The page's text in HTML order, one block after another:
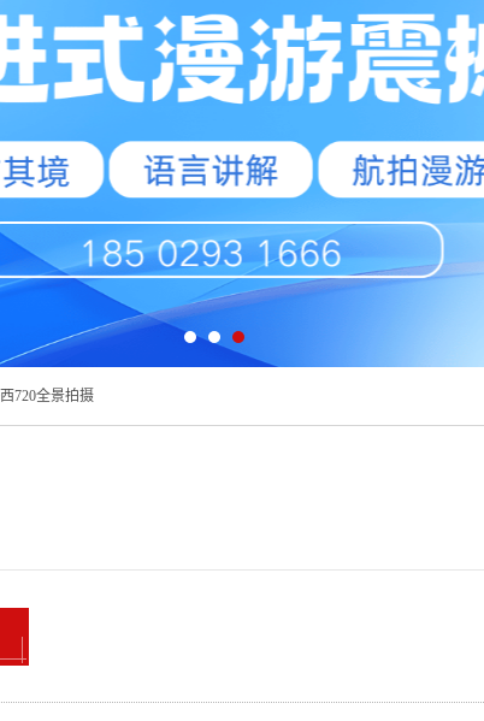
720全景拍摄